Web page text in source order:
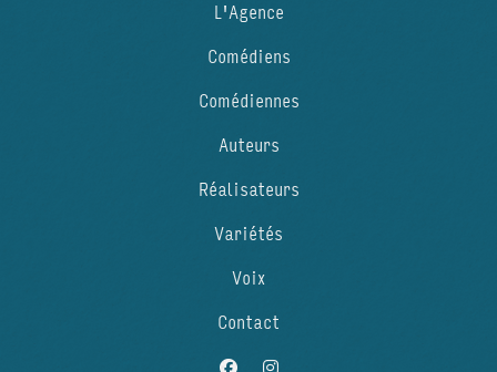
L'Agence
Comédiens
Comédiennes
Auteurs
Réalisateurs
Variétés
Voix
Contact